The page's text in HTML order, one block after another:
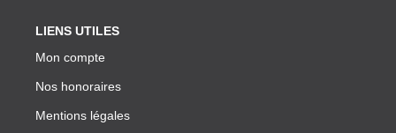
LIENS UTILES
Mon compte
Nos honoraires
Mentions légales